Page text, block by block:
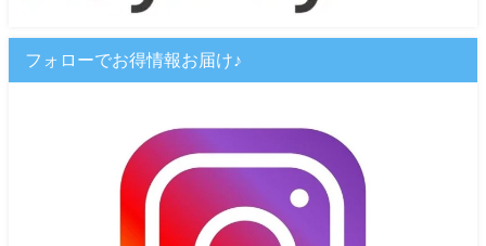
フォローでお得情報お届け♪